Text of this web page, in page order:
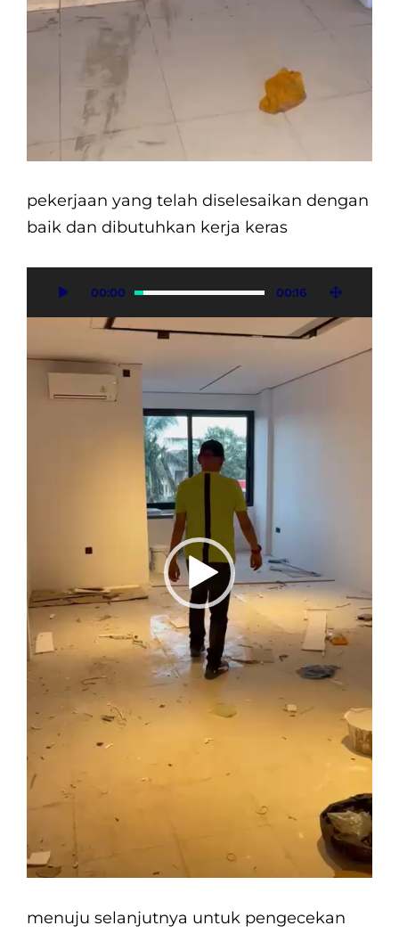
pekerjaan yang telah diselesaikan dengan
baik dan dibutuhkan kerja keras
00:00 00:16
menuju selanjutnya untuk pengecekan